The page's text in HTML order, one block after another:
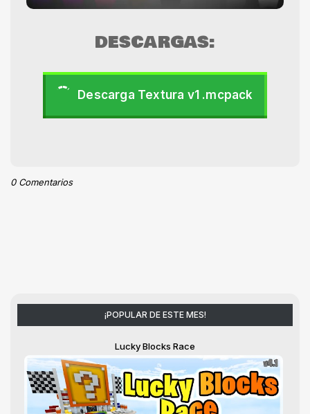
DESCARGAS:
Descarga Textura v1 .mcpack
0 Comentarios
¡POPULAR DE ESTE MES!
Lucky Blocks Race